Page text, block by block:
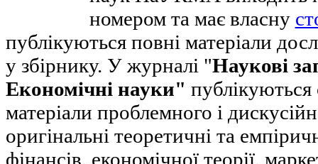
номером та має власну
публікуються повні матеріали
у збірнику. У журналі "Наукові
Економічні науки" публікуються
матеріали проблемного і
оригінальні теоретичні та
фінансів, економічної теорії,